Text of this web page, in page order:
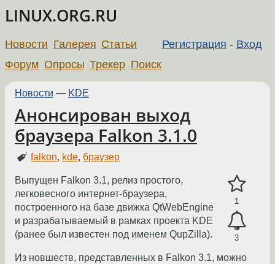
LINUX.ORG.RU
Регистрация - Вход
Новости Галерея Статьи
Форум Опросы Трекер Поиск
Новости — KDE
Анонсирован выход
браузера Falkon 3.1.0
falkon, kde, браузер
1
3
Выпущен Falkon 3.1, релиз простого,
легковесного интернет-браузера,
построенного на базе движка QtWebEngine
и разрабатываемый в рамках проекта KDE
(ранее был известен под именем QupZilla).
Из новшеств, представленных в Falkon 3.1, можно